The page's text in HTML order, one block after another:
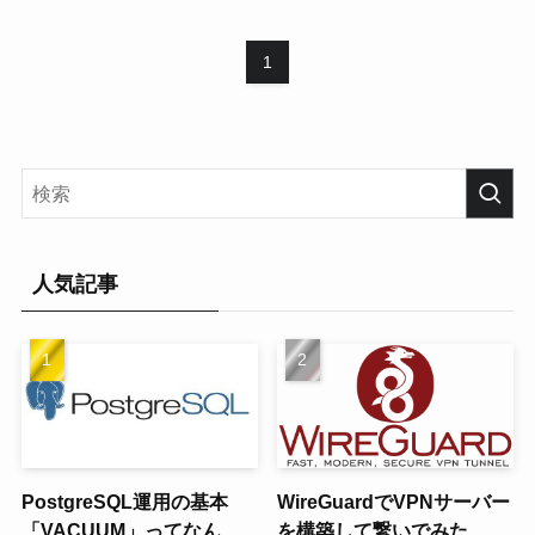
1
人気記事
PostgreSQL運用の基本
「VACUUM」ってなん
WireGuardでVPNサーバー
を構築して繋いでみた